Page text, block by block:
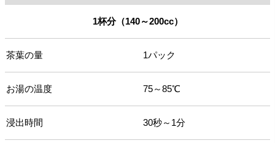
1杯分（140～200cc）
茶葉の量 1パック
お湯の温度 75～85℃
浸出時間 30秒～1分